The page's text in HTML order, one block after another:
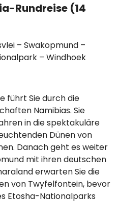
Rundreise (14
– Swakopmund –
– Windhoek
führt Sie durch die
Namibias. Sie
in die spektakuläre
Dünen von
Danach geht es weiter
mit ihren deutschen
erwarten Sie die
von Twyfelfontein, bevor
Etosha-Nationalparks